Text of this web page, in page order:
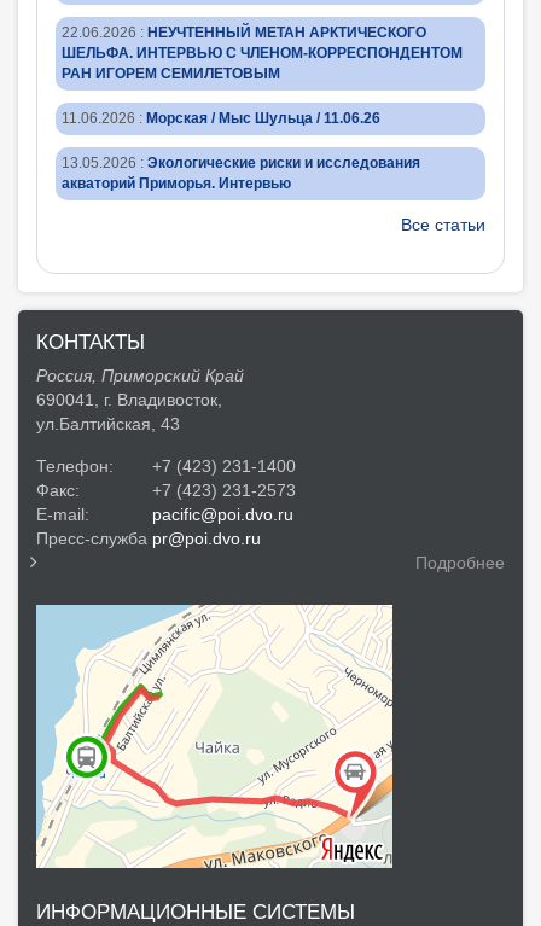
22.06.2026 : НЕУЧТЕННЫЙ МЕТАН АРКТИЧЕСКОГО
ШЕЛЬФА. ИНТЕРВЬЮ С ЧЛЕНОМ-КОРРЕСПОНДЕНТОМ
РАН ИГОРЕМ СЕМИЛЕТОВЫМ
11.06.2026 : Морская / Мыс Шульца / 11.06.26
13.05.2026 : Экологические риски и исследования
акваторий Приморья. Интервью
Все статьи
КОНТАКТЫ
Россия, Приморский Край
690041, г. Владивосток,
ул.Балтийская, 43
Телефон:
+7 (423) 231-1400
Факс:
+7 (423) 231-2573
E-mail:
pacific@poi.dvo.ru
Пресс-служба pr@poi.dvo.ru
Подробнее
ИНФОРМАЦИОННЫЕ СИСТЕМЫ